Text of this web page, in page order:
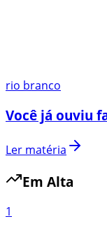
rio branco
Você já ouviu
Ler matéria
Em Alta
1